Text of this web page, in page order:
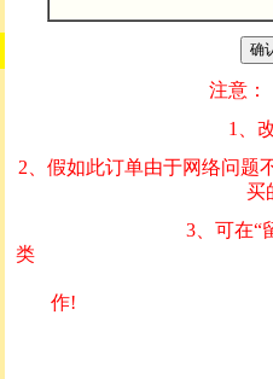
注意：
1、改变商品数量
2、假如此订单由
买的邮品的“
3、可在“
类 方式告之
作!